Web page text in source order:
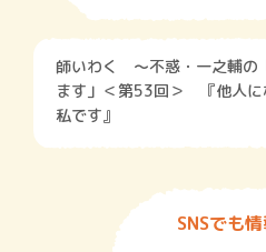
師いわく 〜不惑・一之輔の
ます」＜第53回＞ 『他人に
私です』
SNSでも